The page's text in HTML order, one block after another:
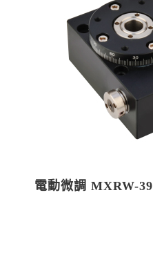
電動微調 MXRW-39